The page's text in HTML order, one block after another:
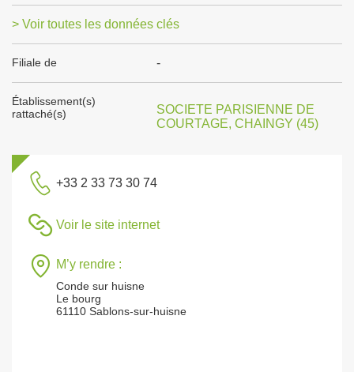
> Voir toutes les données clés
Filiale de -
Établissement(s)
rattaché(s)
SOCIETE PARISIENNE DE
COURTAGE, CHAINGY (45)
+33 2 33 73 30 74
Voir le site internet
M’y rendre :
Conde sur huisne
Le bourg
61110 Sablons-sur-huisne